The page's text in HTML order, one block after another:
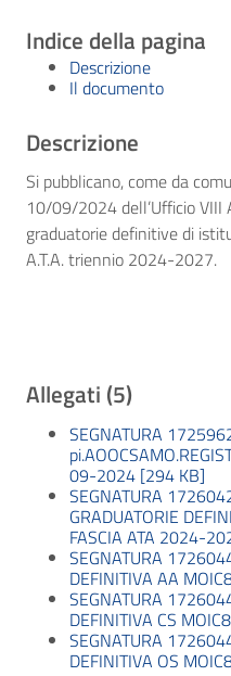
Indice della pagina
Descrizione
Il documento
Descrizione
Si pubblicano, come da
10/09/2024 dell’Ufficio VIII
graduatorie definitive di
A.T.A. triennio 2024-2027.
Allegati (5)
SEGNATURA
09-2024 [294 KB]
SEGNATURA
GRADUATORIE
FASCIA ATA 2024-
SEGNATURA
DEFINITIVA AA
SEGNATURA
DEFINITIVA CS
SEGNATURA
DEFINITIVA OS